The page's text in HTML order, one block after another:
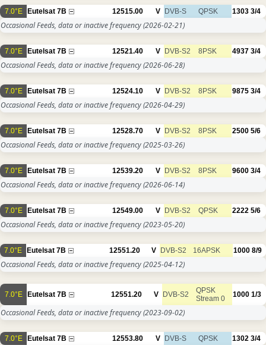
7.0°E Eutelsat 7B 12515.00 V DVB-S QPSK 1303 3/4
Occasional Feeds, data or inactive frequency(2026-02-21)
7.0°E Eutelsat 7B 12521.40 V DVB-S2 8PSK 4937 3/4
Occasional Feeds, data or inactive frequency(2026-06-28)
7.0°E Eutelsat 7B 12524.10 V DVB-S2 8PSK 9875 3/4
Occasional Feeds, data or inactive frequency(2026-04-29)
7.0°E Eutelsat 7B 12528.70 V DVB-S2 8PSK 2500 5/6
Occasional Feeds, data or inactive frequency(2025-03-26)
7.0°E Eutelsat 7B 12539.20 V DVB-S2 8PSK 9600 3/4
Occasional Feeds, data or inactive frequency(2026-06-14)
7.0°E Eutelsat 7B 12549.00 V DVB-S2 QPSK 2222 5/6
Occasional Feeds, data or inactive frequency(2023-05-20)
7.0°E Eutelsat 7B 12551.20 V DVB-S2 16APSK 1000 8/9
Occasional Feeds, data or inactive frequency(2025-04-12)
7.0°E Eutelsat 7B 12551.20 V DVB-S2
QPSK
Stream 0
1000 1/3
Occasional Feeds, data or inactive frequency(2023-09-02)
7.0°E Eutelsat 7B 12553.80 V DVB-S QPSK 1302 3/4